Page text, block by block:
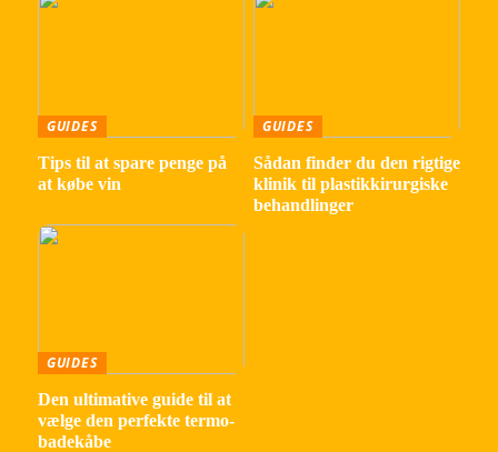
GUIDES
Tips til at spare penge på
at købe vin
GUIDES
Sådan finder du den rigtige
klinik til plastikkirurgiske
behandlinger
GUIDES
Den ultimative guide til at
vælge den perfekte termo-
badekåbe